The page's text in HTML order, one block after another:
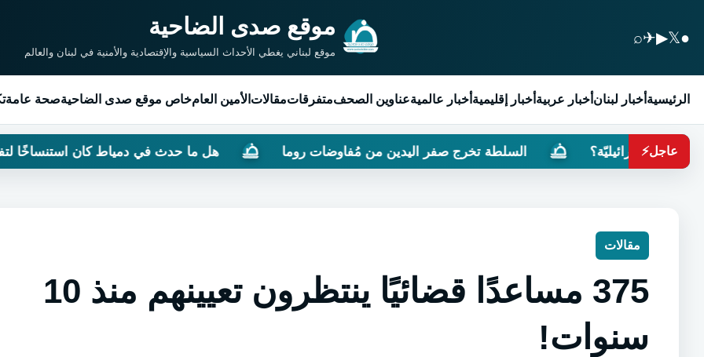
●
𝕏
▶
✈
⌕ موقع صدى الضاحية
موقع لبناني يغطي الأحداث السياسية والإقتصادية والأمنية في لبنان والعالم
الرئيسية أخبار لبنان أخبار عربية أخبار إقليمية أخبار عالميةعناوين الصحفمتفرقاتمقالات الأمين العامخاص موقع صدى الضاحيةصحة عامة
عاجل⚡ السلطة تخرج صفر اليدين من مُفاوضات روما هل ما حدث في دمياط كان استنساخًا لتفجير مرفأ
مقالات
375 مساعدًا قضائيًا ينتظرون تعيينهم منذ 10
سنوات!